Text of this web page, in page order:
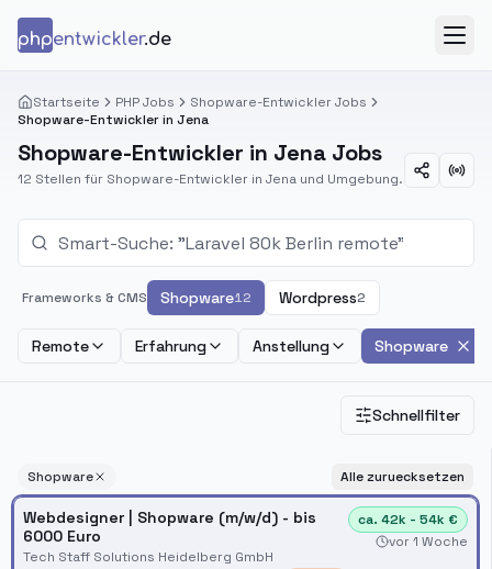
phpentwickler.de
Startseite PHP Jobs
Shopware-Entwickler Jobs
Shopware-Entwickler in Jena
Shopware-Entwickler in Jena Jobs
12 Stellen für Shopware-Entwickler in Jena und Umgebung.
Frameworks & CMS Shopware12 Wordpress2
Remote Erfahrung Anstellung Shopware
Schnellfilter
Shopware Alle zuruecksetzen
Webdesigner | Shopware (m/w/d) - bis
6000 Euro
Tech Staff Solutions Heidelberg GmbH
ca. 42k - 54k €
vor 1 Woche